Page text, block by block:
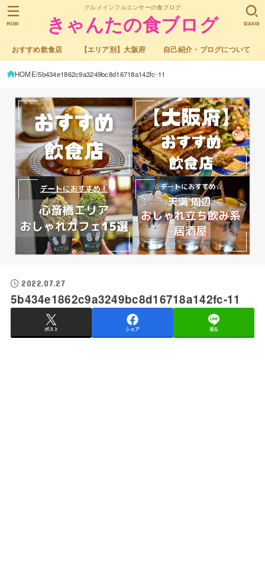
グルメインフルエンサーの食ブログ
きゃんたの食ブログ
おすすめ飲食店 【エリア別】大阪府 自己紹介・ブログについて
SEARCH
MENU
HOME 5b434e1862c9a3249bc8d16718a142fc-11
2022.07.27
5b434e1862c9a3249bc8d16718a142fc-11
ポスト シェア 送る